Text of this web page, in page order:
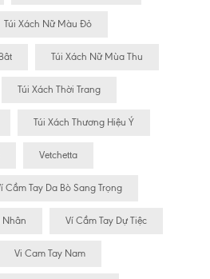
Túi Xách Nữ Màu Đỏ
Túi Xách Nữ Mùa Thu
Túi Xách Thời Trang
Túi Xách Thương Hiệu Ý
Vetchetta
Cầm Tay Da Bò Sang Trọng
Nhân Ví Cầm Tay Dự Tiệc
Vi Cam Tay Nam